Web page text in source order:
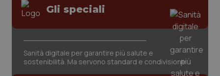
Gli speciali
Sanità digitale per garantire più salute e
sostenibilità. Ma servono standard e condivisione
tracking-sites-ironfish-
www.quotidianosanita.it